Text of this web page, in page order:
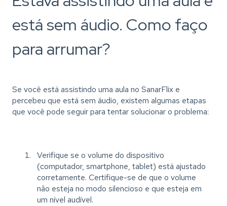
está sem áudio. Como faço
para arrumar?
Se você está assistindo uma aula no SanarFlix e
percebeu que está sem áudio, existem algumas etapas
que você pode seguir para tentar solucionar o problema:
Verifique se o volume do dispositivo
(computador, smartphone, tablet) está ajustado
corretamente. Certifique-se de que o volume
não esteja no modo silencioso e que esteja em
um nível audível.